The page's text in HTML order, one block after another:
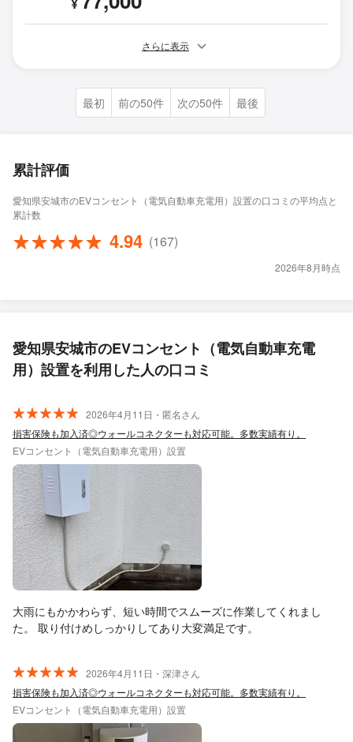
さらに表示
最初 前の50件 次の50件 最後
累計評価
愛知県安城市のEVコンセント（電気自動車充電用）設置の口コミの平均点と
累計数
4.94 (167)
2026年8月時点
愛知県安城市のEVコンセント（電気自動車充電
用）設置を利用した人の口コミ
2026年4月11日・匿名さん
損害保険も加入済◎ウォールコネクターも対応可能。多数実績有り。
EVコンセント（電気自動車充電用）設置
大雨にもかかわらず、短い時間でスムーズに作業してくれまし
た。 取り付けめしっかりしてあり大変満足です。
2026年4月11日・深津さん
損害保険も加入済◎ウォールコネクターも対応可能。多数実績有り。
EVコンセント（電気自動車充電用）設置